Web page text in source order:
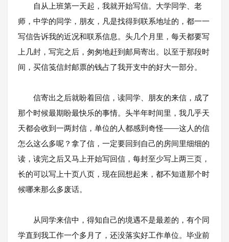
自从上班第一天起，我就开始写信。大学同学、老
师，中学的同学，朋友，凡是找得到联系地址的，都一一
写信告诉我的近况和联系信息。头几个月里，每天都要写
上几封，写完之后，匆匆地赶到邮局寄出。以至于那段时
间，买信笺信封邮票的钱占了我开支中的好大一部分。
信寄出之后就盼着回信，读同学、朋友的来信，成了
那个时候最期盼最快乐的事情。头半年时间里，我几乎天
天都会收到一两封信，单位的人都感到奇怪——这人的信
怎么这么多呢？拿了信，一定要回到自己的房间里细细的
读，读完之后又马上开始写回信，每封至少写上两三页，
长的可以写上十页八页，现在回想起来，都不知道那个时
候哪来那么多废话。
从同学来信中，得知自己的境遇不是最差的，有个同
学直到我工作一个多月了，还没落实好工作单位。毕业前